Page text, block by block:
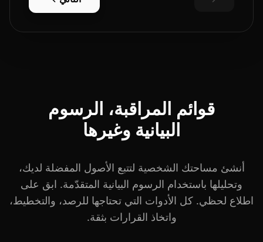
قوائم المراقبة، الرسوم
البيانية وغيرها
أنشئ مساحتك الشخصية لتتبع الأصول المفضلة لديك،
وتحليلها باستخدام الرسوم البيانية المتقدّمة. ابق على
اطلاع لحظي. كل الأدوات التي تحتاجها للرصد، والتخطيط،
واتخاذ القرارات بثقة.